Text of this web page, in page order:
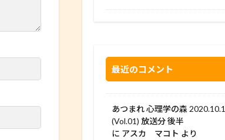
最近のコメント
あつまれ 心理学の森
(Vol.01) 放送分 後半
に アスカ マコト より